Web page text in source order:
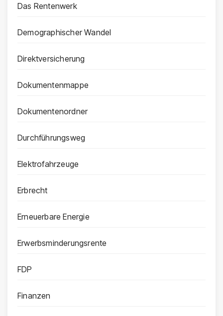
Das Rentenwerk
Demographischer Wandel
Direktversicherung
Dokumentenmappe
Dokumentenordner
Durchführungsweg
Elektrofahrzeuge
Erbrecht
Erneuerbare Energie
Erwerbsminderungsrente
FDP
Finanzen